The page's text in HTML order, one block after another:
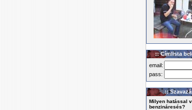
:: Címlista
email:
pass:
::
Milyen hatással
benzináresés?